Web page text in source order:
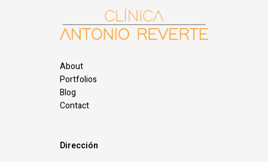
About
Portfolios
Blog
Contact
Dirección